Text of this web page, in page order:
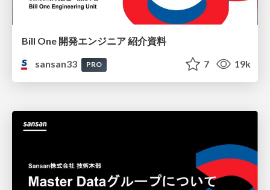
Bill One 開発エンジニア 紹介資料
sansan33
PRO 7 19k